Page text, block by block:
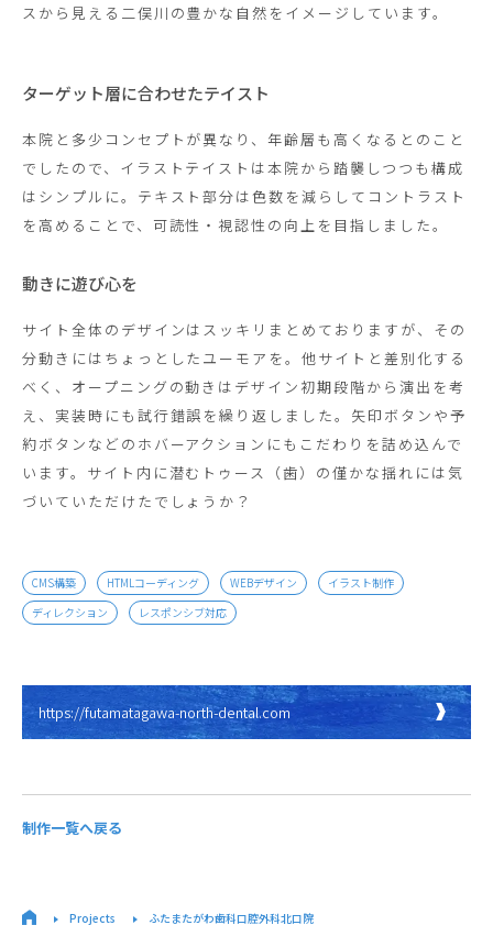
スから見える二俣川の豊かな自然をイメージしています。
ターゲット層に合わせたテイスト
本院と多少コンセプトが異なり、年齢層も高くなるとのこと
でしたので、イラストテイストは本院から踏襲しつつも構成
はシンプルに。テキスト部分は色数を減らしてコントラスト
を高めることで、可読性・視認性の向上を目指しました。
動きに遊び心を
サイト全体のデザインはスッキリまとめておりますが、その
分動きにはちょっとしたユーモアを。他サイトと差別化する
べく、オープニングの動きはデザイン初期段階から演出を考
え、実装時にも試行錯誤を繰り返しました。矢印ボタンや予
約ボタンなどのホバーアクションにもこだわりを詰め込んで
います。サイト内に潜むトゥース（歯）の僅かな揺れには気
づいていただけたでしょうか？
CMS構築 HTMLコーディング WEBデザイン
イラスト制作
ディレクション
レスポンシブ対応
https://futamatagawa-north-dental.com
制作一覧へ戻る
Projects ふたまたがわ歯科口腔外科北口院